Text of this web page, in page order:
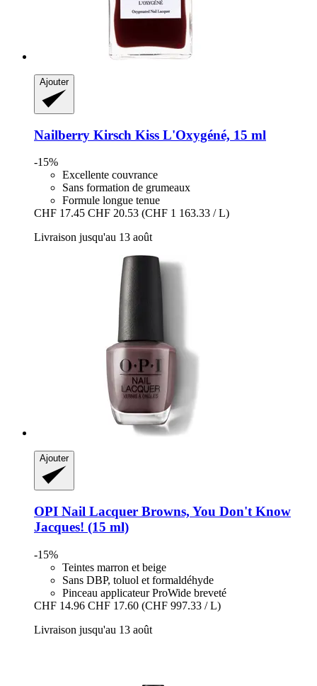
Ajouter
Nailberry Kirsch Kiss L'Oxygéné, 15 ml
-15%
Excellente couvrance
Sans formation de grumeaux
Formule longue tenue
CHF 17.45 CHF 20.53 (CHF 1 163.33 / L)
Livraison jusqu'au 13 août
Ajouter
OPI Nail Lacquer Browns, You Don't Know
Jacques! (15 ml)
-15%
Teintes marron et beige
Sans DBP, toluol et formaldéhyde
Pinceau applicateur ProWide breveté
CHF 14.96 CHF 17.60 (CHF 997.33 / L)
Livraison jusqu'au 13 août